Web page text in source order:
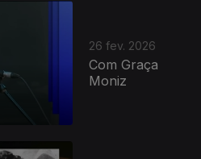
26 fev. 2026
Com Graça
Moniz